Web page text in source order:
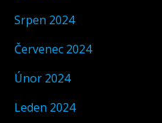
Srpen 2024
Červenec 2024
Únor 2024
Leden 2024